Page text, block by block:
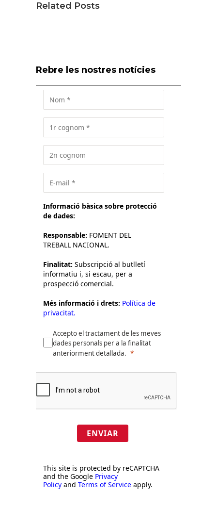
Related Posts
Rebre les nostres notícies
Informació bàsica sobre protecció
de dades:
Responsable: FOMENT DEL
TREBALL NACIONAL.
Finalitat: Subscripció al butlletí
informatiu i, si escau, per a
prospecció comercial.
Més informació i drets: Política de
privacitat.
Accepto el tractament de les meves
dades personals per a la finalitat
anteriorment detallada.
ENVIAR
This site is protected by reCAPTCHA
and the Google Privacy
Policy and Terms of Service apply.